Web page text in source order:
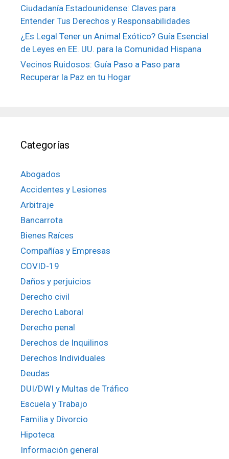
Ciudadanía Estadounidense: Claves para
Entender Tus Derechos y Responsabilidades
¿Es Legal Tener un Animal Exótico? Guía Esencial
de Leyes en EE. UU. para la Comunidad Hispana
Vecinos Ruidosos: Guía Paso a Paso para
Recuperar la Paz en tu Hogar
Categorías
Abogados
Accidentes y Lesiones
Arbitraje
Bancarrota
Bienes Raíces
Compañías y Empresas
COVID-19
Daños y perjuicios
Derecho civil
Derecho Laboral
Derecho penal
Derechos de Inquilinos
Derechos Individuales
Deudas
DUI/DWI y Multas de Tráfico
Escuela y Trabajo
Familia y Divorcio
Hipoteca
Información general